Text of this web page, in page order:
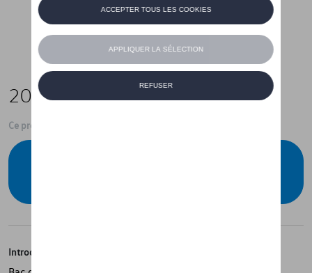
200,00 €
Ce produit n'est actuellement pas de stock
Introduction